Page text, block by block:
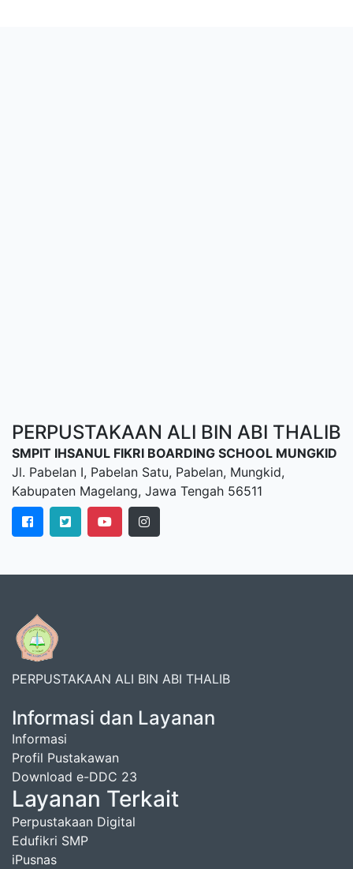
PERPUSTAKAAN ALI BIN ABI THALIB
SMPIT IHSANUL FIKRI BOARDING SCHOOL MUNGKID
Jl. Pabelan I, Pabelan Satu, Pabelan, Mungkid,
Kabupaten Magelang, Jawa Tengah 56511
PERPUSTAKAAN ALI BIN ABI THALIB
Informasi dan Layanan
Informasi
Profil Pustakawan
Download e-DDC 23
Layanan Terkait
Perpustakaan Digital
Edufikri SMP
iPusnas